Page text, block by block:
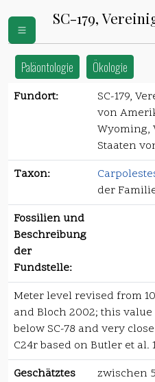
SC-179,
Paläontologie Ökologie
Fundort:
SC-179,
von
Wyoming,
Staaten
Taxon:
der
Fossilien und
Beschreibung
der
Fundstelle:
Meter level revised from
and Bloch 2002; this
below SC-78 and very
C24r based on Butler et al.
Geschätztes
zwischen